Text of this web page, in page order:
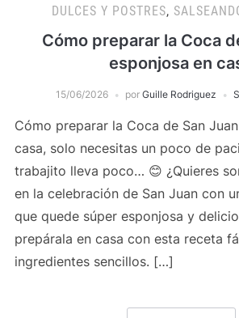
DULCES Y POSTRES,
Cómo preparar la Coca
esponjosa en
15/06/2026 por Guille Rodriguez
Cómo preparar la Coca de San
casa, solo necesitas un poco de
trabajito lleva poco… 😊 ¿Quieres
en la celebración de San Juan con
que quede súper esponjosa y
prepárala en casa con esta receta
ingredientes sencillos. […]